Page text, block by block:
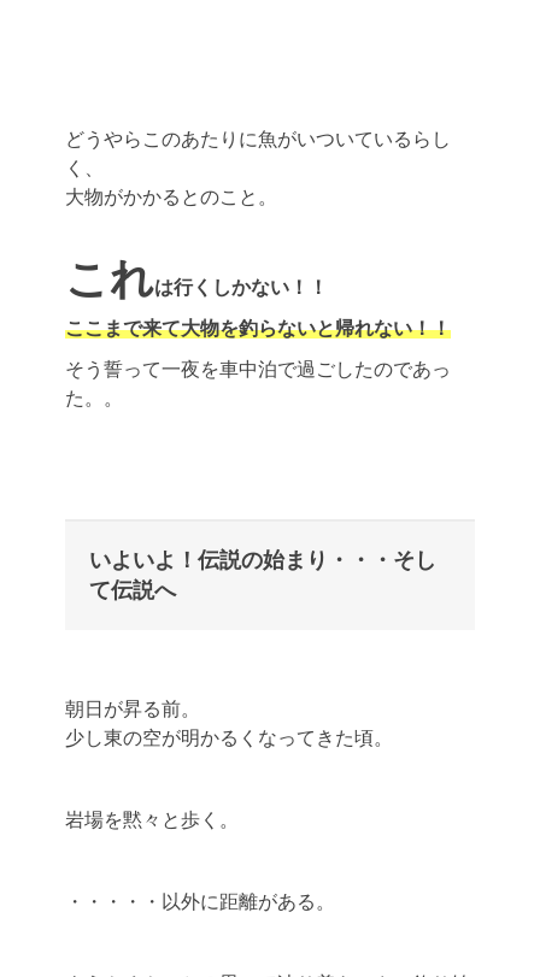
どうやらこのあたりに魚がいついているらし
く、
大物がかかるとのこと。
これは行くしかない！！
ここまで来て大物を釣らないと帰れない！！
そう誓って一夜を車中泊で過ごしたのであっ
た。。
いよいよ！伝説の始まり・・・そし
て伝説へ
朝日が昇る前。
少し東の空が明かるくなってきた頃。
岩場を黙々と歩く。
・・・・・以外に距離がある。